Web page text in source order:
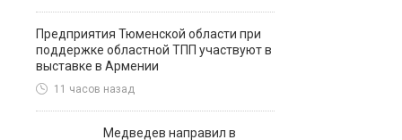
Предприятия Тюменской области при
поддержке областной ТПП участвуют в
выставке в Армении
11 часов назад
Медведев направил в